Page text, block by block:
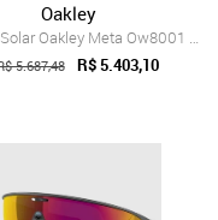
Oakley
Oculos Solar Oakley Meta Ow8001 80010152
5.687,48 R$ 5.403,10